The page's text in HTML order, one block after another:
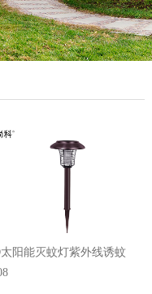
阳能灭蚊灯紫外线诱蚊